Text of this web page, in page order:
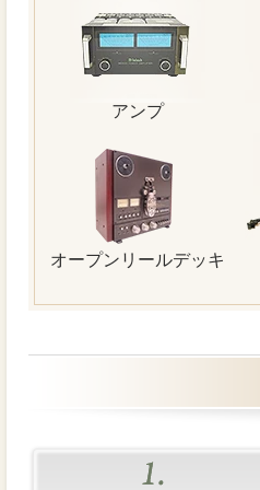
アンプ
オープンリールデッキ